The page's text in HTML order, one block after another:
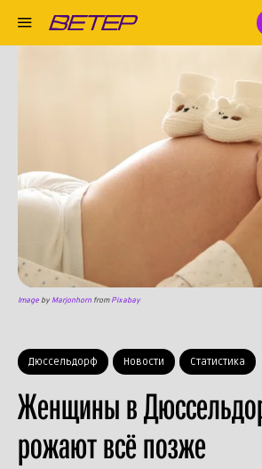
Дюссельдорф Новости Статистика
Женщины в
рожают всё позже
Image byMarjonhorn fromPixabay